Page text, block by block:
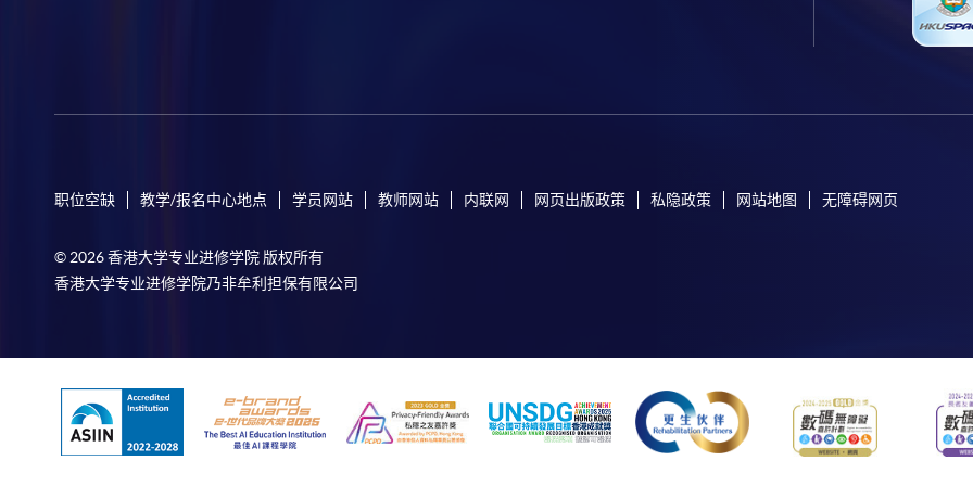
职位空缺 教学/报名中心地点 学员网站 教师网站 内联网 网页出版政策 私隐政策 网站地图 无障碍网页
© 2026 香港大学专业进修学院 版权所有
香港大学专业进修学院乃非牟利担保有限公司